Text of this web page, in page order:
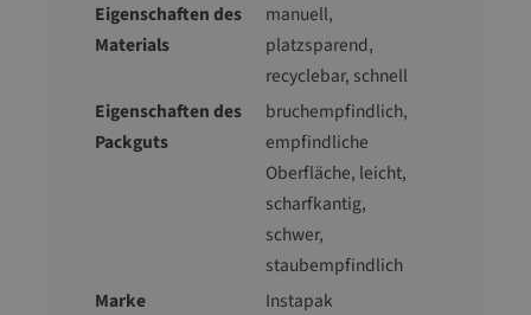
Eigenschaften des
Materials
manuell,
platzsparend,
recyclebar, schnell
Eigenschaften des
Packguts
bruchempfindlich,
empfindliche
Oberfläche, leicht,
scharfkantig,
schwer,
staubempfindlich
Marke
Instapak